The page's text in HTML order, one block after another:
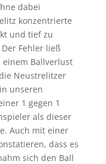
dabei
konzentrierte
und tief zu
Fehler ließ
Ballverlust
Neustrelitzer
unseren
1 gegen 1
als dieser
Auch mit einer
dass es
sich den Ball